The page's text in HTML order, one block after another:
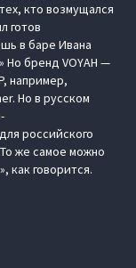
кто возмущался
готов
в баре Ивана
Но бренд VOYAH —
например,
Но в русском
российского
же самое можно
как говорится.